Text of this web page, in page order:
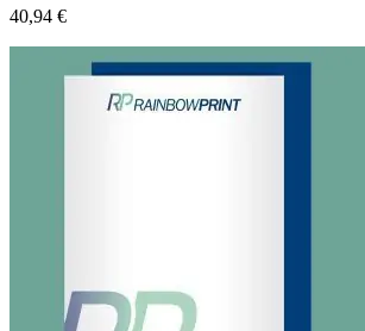
40,94 €